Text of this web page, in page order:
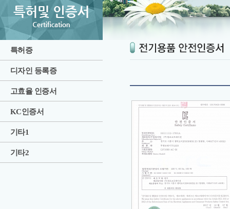
특허증
디자인 등록증
고효율 인증서
KC인증서
기타1
기타2